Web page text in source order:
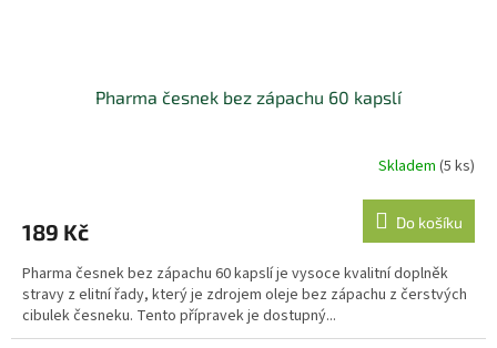
Pharma česnek bez zápachu 60 kapslí
Skladem (5 ks)
189 Kč Do košíku
Pharma česnek bez zápachu 60 kapslí je vysoce kvalitní doplněk
stravy z elitní řady, který je zdrojem oleje bez zápachu z čerstvých
cibulek česneku. Tento přípravek je dostupný...